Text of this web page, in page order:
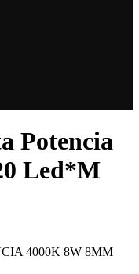
Potencia
Led*M
4000K 8W 8MM